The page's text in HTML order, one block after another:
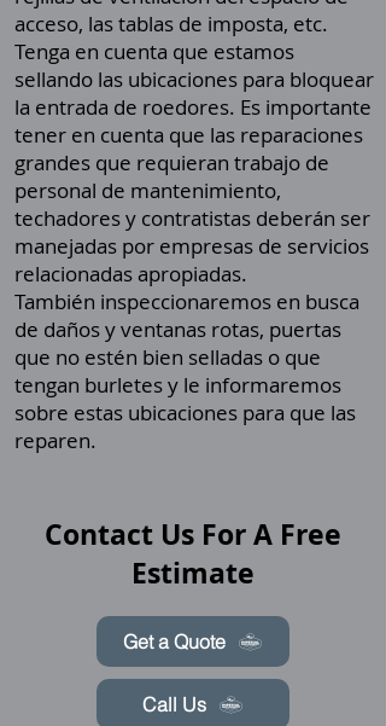
acceso, las tablas de imposta, etc.
Tenga en cuenta que estamos
sellando las ubicaciones para bloquear
la entrada de roedores. Es importante
tener en cuenta que las reparaciones
grandes que requieran trabajo de
personal de mantenimiento,
techadores y contratistas deberán ser
manejadas por empresas de servicios
relacionadas apropiadas.
También inspeccionaremos en busca
de daños y ventanas rotas, puertas
que no estén bien selladas o que
tengan burletes y le informaremos
sobre estas ubicaciones para que las
reparen.
Contact Us For A Free
Estimate
Get a Quote
Call Us